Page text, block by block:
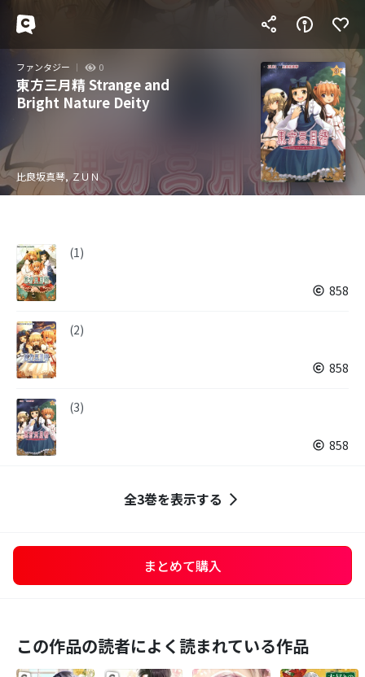
ファンタジー 0
東方三月精 Strange and
Bright Nature Deity
比良坂真琴, ＺＵＮ
(1)
858
(2)
858
(3)
858
全3巻を表示する
まとめて購入
この作品の読者によく読まれている作品